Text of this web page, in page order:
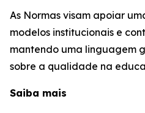
As Normas visam apoiar
modelos institucionais e
mantendo uma linguagem
sobre a qualidade na
Saiba mais